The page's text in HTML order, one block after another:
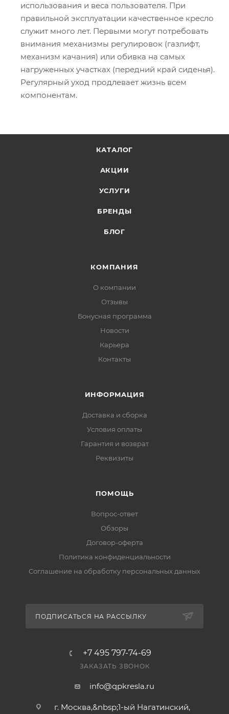
использования и веса пользователя. При
правильной эксплуатации качественное кресло
служит много лет. Первыми могут потребовать
внимания механизмы регулировок (газлифт,
механизм качания) или обивка на самых
нагруженных участках (передний край сиденья).
Регулярный уход продлевает жизнь всем
компонентам.
КАТАЛОГ
АКЦИИ
УСЛУГИ
БРЕНДЫ
БЛОГ
КОМПАНИЯ
О компании
Отзывы
Бонусная программа
Новости
Карьера
Контакты
ИНФОРМАЦИЯ
Доставка и сборка
Условия оплаты
Гарантия и возврат
Реквизиты
ПОМОЩЬ
Вопрос-ответ
Обзоры
Договор-оферта
Политика конфиденциальности
Соглашение на обработку персональных данных
ПОДПИСАТЬСЯ НА РАССЫЛКУ
+7 495 797-74-69
ЗАКАЗАТЬ ЗВОНОК
info@qpkresla.ru
г. Москва,&nbsp;1-ый Нагатинский,